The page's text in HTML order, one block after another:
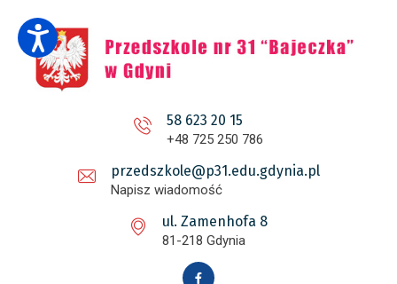
58 623 20 15
+48 725 250 786
przedszkole@p31.edu.gdynia.pl
Napisz wiadomość
ul. Zamenhofa 8
81-218 Gdynia